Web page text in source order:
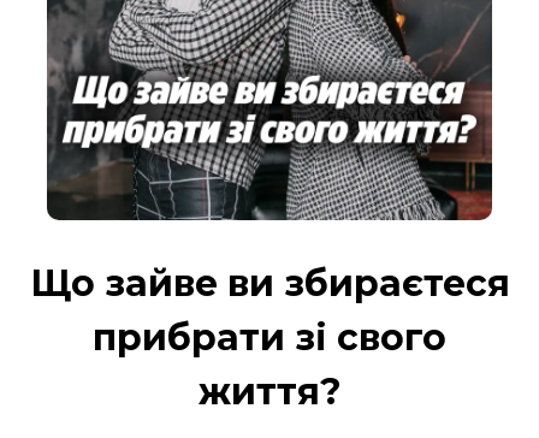
Що зайве ви збираєтеся
прибрати зі свого
життя?